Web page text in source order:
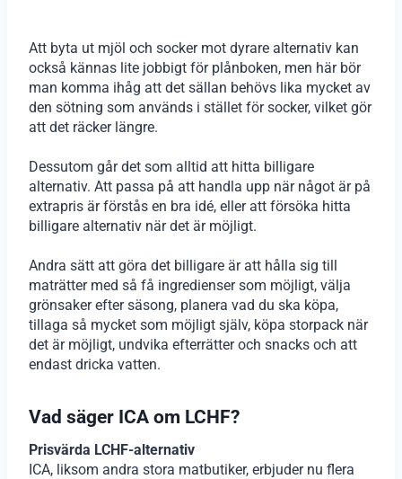
Att byta ut mjöl och socker mot dyrare alternativ kan
också kännas lite jobbigt för plånboken, men här bör
man komma ihåg att det sällan behövs lika mycket av
den sötning som används i stället för socker, vilket gör
att det räcker längre.
Dessutom går det som alltid att hitta billigare
alternativ. Att passa på att handla upp när något är på
extrapris är förstås en bra idé, eller att försöka hitta
billigare alternativ när det är möjligt.
Andra sätt att göra det billigare är att hålla sig till
maträtter med så få ingredienser som möjligt, välja
grönsaker efter säsong, planera vad du ska köpa,
tillaga så mycket som möjligt själv, köpa storpack när
det är möjligt, undvika efterrätter och snacks och att
endast dricka vatten.
Vad säger ICA om LCHF?
Prisvärda LCHF-alternativ
ICA, liksom andra stora matbutiker, erbjuder nu flera